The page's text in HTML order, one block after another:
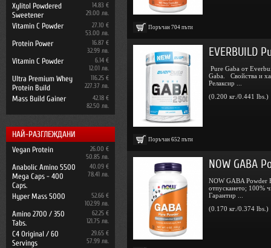
Xylitol Powdered
Sweetener
14.83 €
29.00 лв.
Vitamin C Powder
27.10 €
53.00 лв.
Protein Power
16.87 €
32.99 лв.
Vitamin C Powder
6.14 €
12.01 лв.
Ultra Premium Whey
Protein Build
116.25 €
227.37 лв.
Mass Build Gainer
42.18 €
82.50 лв.
НАЙ-РАЗГЛЕЖДАНИ
Vegan Protein
26.00 €
50.85 лв.
Anabolic Amino 5500
Mega Caps - 400
Caps.
40.09 €
78.41 лв.
Hyper Mass 5000
52.66 €
102.99 лв.
Amino 2700 / 350
Tabs.
62.25 €
121.75 лв.
C4 Original / 60
Servings
29.65 €
57.99 лв.
Поръчан 704 пъти
Поръчан 652 пъти
EVERBUILD
Pure Gaba от
Gaba. Свойства и
Релаксир ...
(0.200 кг./0.441 lbs.)
NOW GABA
NOW GABA Powder
отпускането; 100%
Гарантир ...
(0.170 кг./0.374 lbs.)